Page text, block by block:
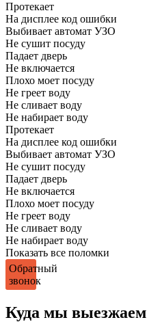
Протекает
На дисплее код ошибки
Выбивает автомат УЗО
Не сушит посуду
Падает дверь
Не включается
Плохо моет посуду
Не греет воду
Не сливает воду
Не набирает воду
Протекает
На дисплее код ошибки
Выбивает автомат УЗО
Не сушит посуду
Падает дверь
Не включается
Плохо моет посуду
Не греет воду
Не сливает воду
Не набирает воду
Показать все поломки
Обратный
звонок
Куда мы выезжаем